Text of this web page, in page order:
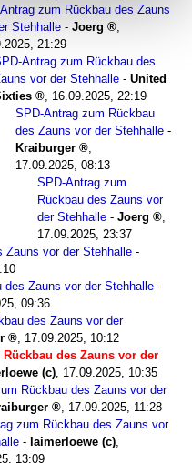
zum Rückbau des Zauns
Stehhalle - Joerg
21:29
Antrag zum Rückbau des
vor der Stehhalle - United
16.09.2025, 22:19
SPD-Antrag zum Rückbau
des Zauns vor der Stehhalle -
Kraiburger
17.09.2025, 08:13
SPD-Antrag zum
Rückbau des Zauns vor
der Stehhalle - Joerg
17.09.2025, 23:37
Zauns vor der Stehhalle -
Zauns vor der Stehhalle -
09:36
des Zauns vor der
17.09.2025, 10:12
des Zauns vor der
(c)
17.09.2025, 10:35
Rückbau des Zauns vor der
17.09.2025, 11:28
zum Rückbau des Zauns vor
- laimerloewe (c)
13:09